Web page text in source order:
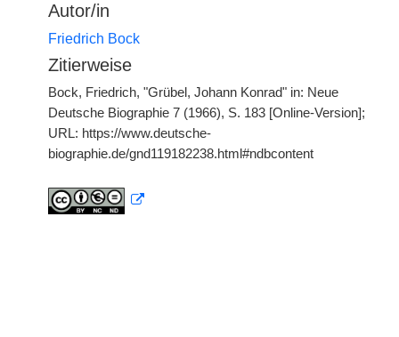
Autor/in
Friedrich Bock
Zitierweise
Bock, Friedrich, "Grübel, Johann Konrad" in: Neue
Deutsche Biographie 7 (1966), S. 183 [Online-Version];
URL: https://www.deutsche-
biographie.de/gnd119182238.html#ndbcontent